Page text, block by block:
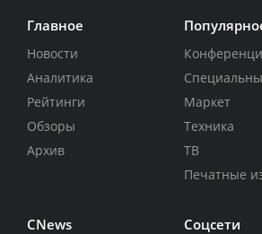
Главное
Новости
Аналитика
Рейтинги
Обзоры
Архив
Маркет
Техника
ТВ
Печатные
CNews Соцсети